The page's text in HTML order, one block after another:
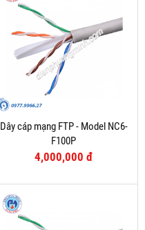
Dây cáp mạng FTP - Model NC6-
F100P
4,000,000 đ